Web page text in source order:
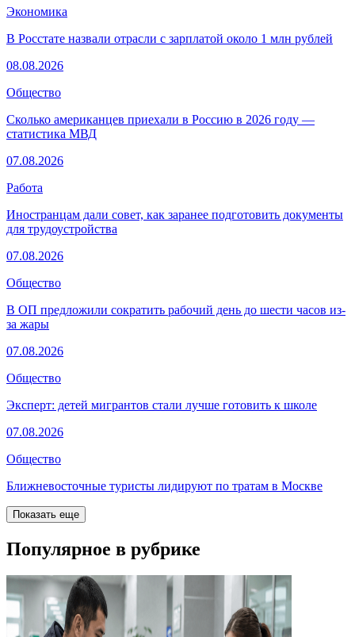
Экономика
В Росстате назвали отрасли с зарплатой около 1 млн рублей
08.08.2026
Общество
Сколько американцев приехали в Россию в 2026 году —
статистика МВД
07.08.2026
Работа
Иностранцам дали совет, как заранее подготовить документы
для трудоустройства
07.08.2026
Общество
В ОП предложили сократить рабочий день до шести часов из-
за жары
07.08.2026
Общество
Эксперт: детей мигрантов стали лучше готовить к школе
07.08.2026
Общество
Ближневосточные туристы лидируют по тратам в Москве
Показать еще
Популярное в рубрике